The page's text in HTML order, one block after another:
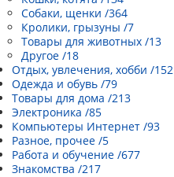
Собаки, щенки /364
Кролики, грызуны /7
Товары для животных /13
Другое /18
Отдых, увлечения, хобби /152
Одежда и обувь /79
Товары для дома /213
Электроника /85
Компьютеры Интернет /93
Разное, прочее /5
Работа и обучение /677
Знакомства /217